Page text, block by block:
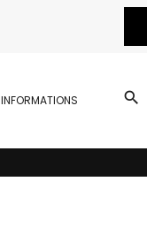
INFORMATIONS search